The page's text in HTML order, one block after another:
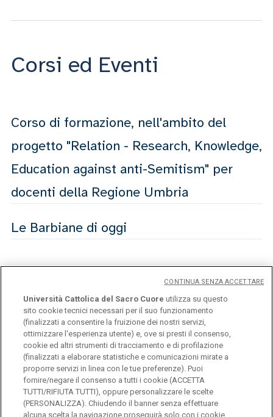
Corsi ed Eventi
Corso di formazione, nell'ambito del
progetto "Relation - Research, Knowledge,
Education against anti-Semitism" per
docenti della Regione Umbria
Le Barbiane di oggi
Notizie
Presentazione libro
Insegnare la shoah nel mondo attuale
Università Cattolica del Sacro Cuore utilizza su questo
sito cookie tecnici necessari per il suo funzionamento
(finalizzati a consentire la fruizione dei nostri servizi,
ottimizzare l'esperienza utente) e, ove si presti il consenso,
cookie ed altri strumenti di tracciamento e di profilazione
(finalizzati a elaborare statistiche e comunicazioni mirate a
proporre servizi in linea con le tue preferenze). Puoi
fornire/negare il consenso a tutti i cookie (ACCETTA
TUTTI/RIFIUTA TUTTI), oppure personalizzare le scelte
(PERSONALIZZA). Chiudendo il banner senza effettuare
alcuna scelta la navigazione proseguirà solo con i cookie
CONTINUA SENZA ACCETTARE